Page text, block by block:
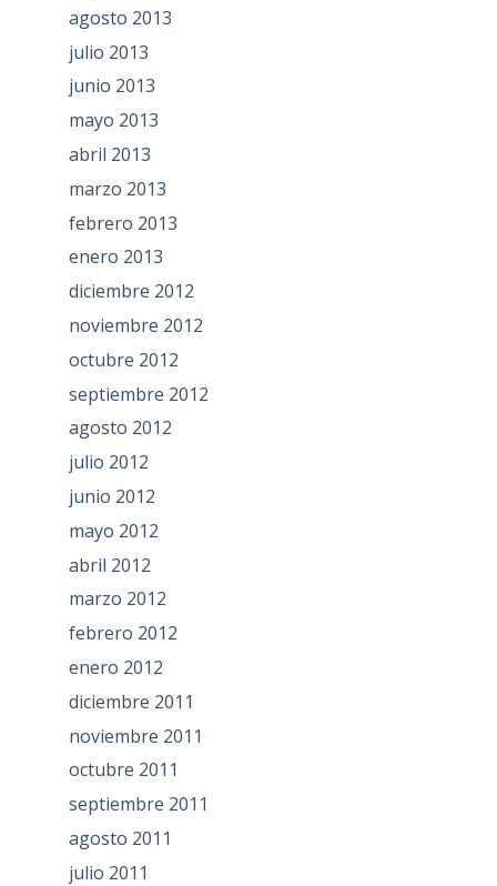
agosto 2013
julio 2013
junio 2013
mayo 2013
abril 2013
marzo 2013
febrero 2013
enero 2013
diciembre 2012
noviembre 2012
octubre 2012
septiembre 2012
agosto 2012
julio 2012
junio 2012
mayo 2012
abril 2012
marzo 2012
febrero 2012
enero 2012
diciembre 2011
noviembre 2011
octubre 2011
septiembre 2011
agosto 2011
julio 2011